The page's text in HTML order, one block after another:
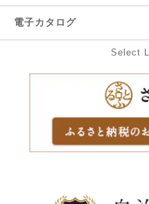
電子カタログ
Select